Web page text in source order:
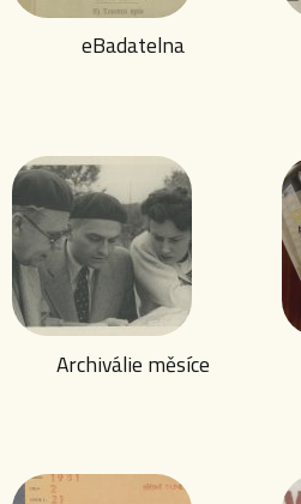
eBadatelna
Archiválie měsíce